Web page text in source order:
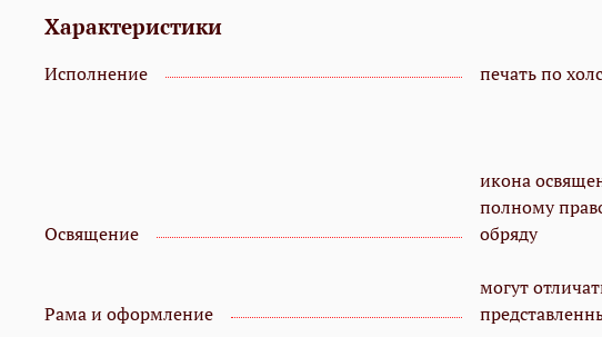
Характеристики
Исполнение печать по
Освящение
икона
полному
обряду
Рама и оформление
могут